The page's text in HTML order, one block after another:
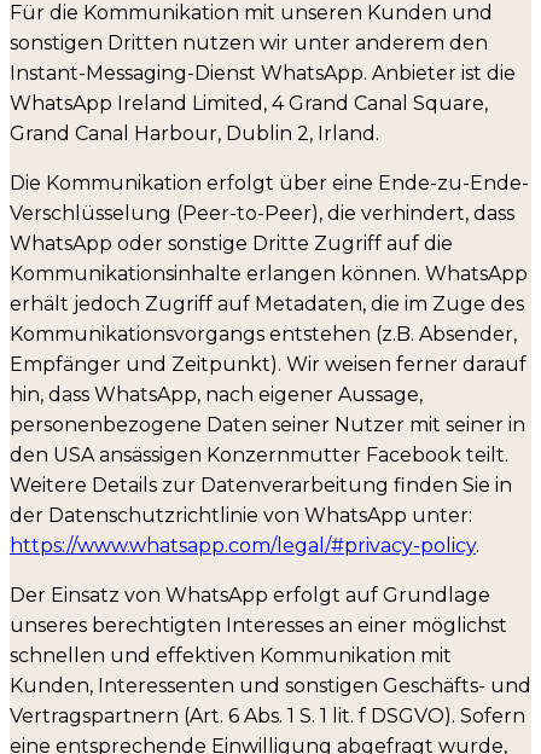
Für die Kommunikation mit unseren Kunden und
sonstigen Dritten nutzen wir unter anderem den
Instant-Messaging-Dienst WhatsApp. Anbieter ist die
WhatsApp Ireland Limited, 4 Grand Canal Square,
Grand Canal Harbour, Dublin 2, Irland.
Die Kommunikation erfolgt über eine Ende-zu-Ende-
Verschlüsselung (Peer-to-Peer), die verhindert, dass
WhatsApp oder sonstige Dritte Zugriff auf die
Kommunikationsinhalte erlangen können. WhatsApp
erhält jedoch Zugriff auf Metadaten, die im Zuge des
Kommunikationsvorgangs entstehen (z.B. Absender,
Empfänger und Zeitpunkt). Wir weisen ferner darauf
hin, dass WhatsApp, nach eigener Aussage,
personenbezogene Daten seiner Nutzer mit seiner in
den USA ansässigen Konzernmutter Facebook teilt.
Weitere Details zur Datenverarbeitung finden Sie in
der Datenschutzrichtlinie von WhatsApp unter:
https://www.whatsapp.com/legal/#privacy-policy.
Der Einsatz von WhatsApp erfolgt auf Grundlage
unseres berechtigten Interesses an einer möglichst
schnellen und effektiven Kommunikation mit
Kunden, Interessenten und sonstigen Geschäfts- und
Vertragspartnern (Art. 6 Abs. 1 S. 1 lit. f DSGVO). Sofern
eine entsprechende Einwilligung abgefragt wurde,